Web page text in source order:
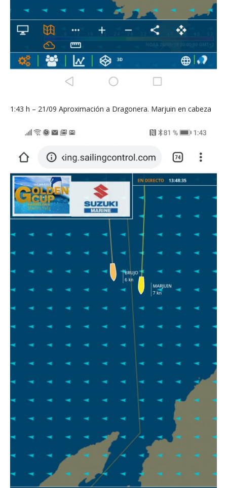
1:43 h – 21/09 Aproximación a Dragonera. Marjuin en cabeza